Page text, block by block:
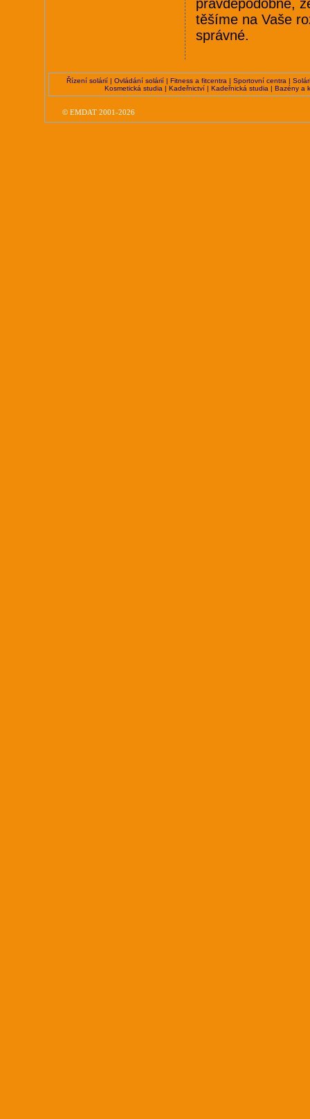
pravděpodobné,
těšíme na Vaše
správné.
Řízení solárií| Ovládání solárií| Fitness a fitcentra | Sportovní centra |
Kosmetická studia | Kadeřnictví | Kadeřnická studia | Bazény a
© EMDAT 2001-2026